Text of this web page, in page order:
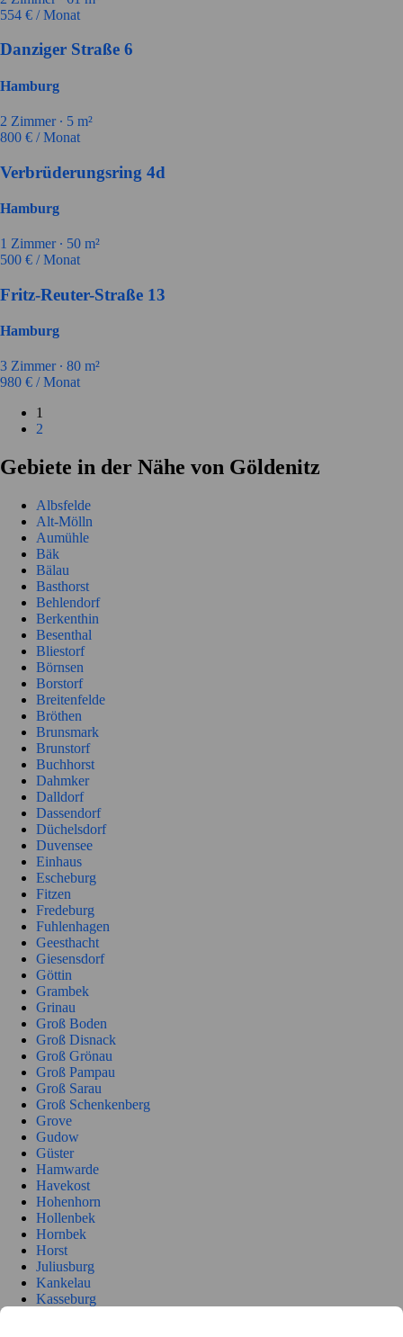
554 € / Monat
Danziger Straße 6
Hamburg
2 Zimmer ∙ 5 m²
800 € / Monat
Verbrüderungsring 4d
Hamburg
1 Zimmer ∙ 50 m²
500 € / Monat
Fritz-Reuter-Straße 13
Hamburg
3 Zimmer ∙ 80 m²
980 € / Monat
1
2
Gebiete in der Nähe von Göldenitz
Albsfelde
Alt-Mölln
Aumühle
Bäk
Bälau
Basthorst
Behlendorf
Berkenthin
Besenthal
Bliestorf
Börnsen
Borstorf
Breitenfelde
Bröthen
Brunsmark
Brunstorf
Buchhorst
Dahmker
Dalldorf
Dassendorf
Düchelsdorf
Duvensee
Einhaus
Escheburg
Fitzen
Fredeburg
Fuhlenhagen
Geesthacht
Giesensdorf
Göttin
Grambek
Grinau
Groß Boden
Groß Disnack
Groß Grönau
Groß Pampau
Groß Sarau
Groß Schenkenberg
Grove
Gudow
Güster
Hamwarde
Havekost
Hohenhorn
Hollenbek
Hornbek
Horst
Juliusburg
Kankelau
Kasseburg